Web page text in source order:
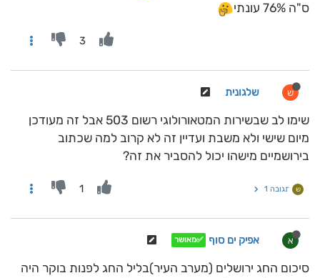
ס"ה 76% עונתי
3
ש שלגונית
שימו לב שבשירות המטאורולוגי רשום 503 אבל זה מעודכן
מיום שישי ולא משבת ועדיין זה לא קרוב למה שכתוב
בירושמיים מישהו יכול להסביר את זה?
ש תגובה 1 1
א אפיק ים סוף ✅מאושר
סיכום החג ירושלים (מערב העיר)בליל החג לפנות בוקר היה